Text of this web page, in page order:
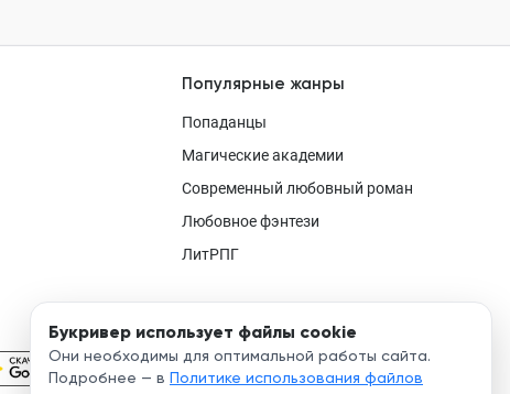
Букривер использует файлы cookie
Они необходимы для оптимальной работы сайта.
Подробнее — в Политике использования файлов
Популярные жанры
Попаданцы
Магические академии
Современный любовный роман
Любовное фэнтези
ЛитРПГ